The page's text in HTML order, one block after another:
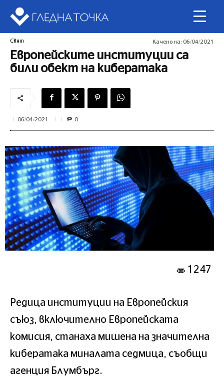
Свят Качено на:06/04/2021
Европейските институции са
били обект на кибератака
06/04/2021 0
1247
Редица институции на Европейския
съюз, включително Европейската
комисия, станаха мишена на значителна
кибератака миналата седмица, съобщи
агенция Блумбърг.